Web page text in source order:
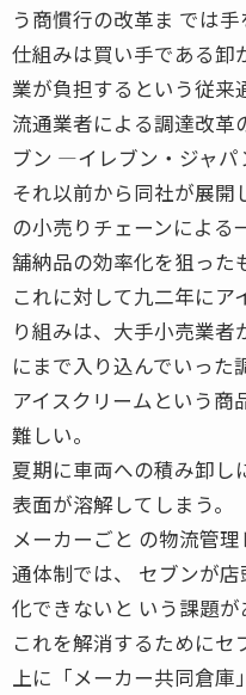
う商慣行の改革ま では手
仕組みは買い手である卸
業が負担するという従来
流通業者による調達改革
ブン ―イレブン・ジャパ
それ以前から同社が展開
の小売りチェーンによる
舗納品の効率化を狙った
これに対して九二年にア
り組みは、大手小売業
にまで入り込んでいった
アイスクリームという商
難しい。
夏期に車両への積み卸し
表面が溶解してしまう。
メーカーごと の物流管
通体制では、 セブンが
化できないと いう課題が
これを解消するためにセ
上に「メーカー共同倉庫